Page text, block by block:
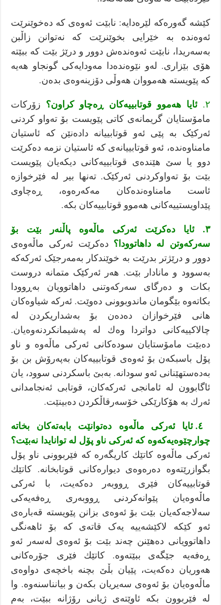
كێشە گەورەکە لێرەدایە: نابێت ئەوەی کە دەخوێنرێت
ئەوەندە بە خێرایی بخوێنرێت کە نەتوانن زاڵبن
بەسەریدا، نابێت ئەوەندەش دوور و درێژ بێت کە ببێتە
هۆی بێزاری. لەو نێوەندەدا مەودایەکی گونجاو هەیە
کە پێویستە هەمووان هەوڵی دۆزینەوەی بدەن.
٢.
ئایا هەموو قوتابییەكان ڕەچاو كراون؟ زۆرکات
مامۆستایان گریمانەی كاتی پێویست بۆ تەواو كردنی
ئەركێک بە پێی ئەو قوتابییانە دادەنێن کە ئاستیان
مامناوەندە، ئەو قوتابییانەی كە ئاستیان نزمە دەكرێت
دوو یا سێ هێندەی قوتابییەکانی دیکەیان پێویست
بێت بۆ تەواوکردنی ئەرکێک. تەنها بیر لە فێرخوازە
ئاست مامناوەندەکان مەکەرەوە، ڕەچاوی
پێداویستییەکانی هەموو قوتابییەکان بکە.
٣. ئایا دەکرێت ئەركی ماڵەوە پاڵنەر بێت بۆ
سەركەوتن لە داهاتوودا؟ دەكرێت ئەرکی ماڵەوەی
دوور و درێژتر بدرێت بە خوێندکار بەمەرجێک ئەركەكە
بەسوود و مانادار بێت. هەر ئەرکێک متمانە دروست
بكات و دەرگای سەرکەوتنی داهاتوویان بەڕوودا
بکاتەوە بێگومان ماندوبوونی دەوێت. ئەركە شیاوەکان
هانی فێرخوازان دەدەن بۆ بەشداریکردن لە
چالاكییەکانی دواتردا وەك لە پەشیمانکردنەوەیان.
دەبێت مامۆستایان سودەكانی ئەركی ماڵەوە و ناو
پۆل باسبکەن بۆ ئەوەی قوتابییەكان بەپەرۆش بن بۆ
بەدەستهێنانی ئەو سودانە. بەبێ باسکردنی سوود، یان
ئاگابوون لە ئامانجی ئەركەكان، قوتابی ئەنجامدانی
ئەرك بە هۆکارێکی خۆسەرقاڵکردن دەبینێت.
٤. ئایا ئەركی ماڵەوە دەتوانێت بابەتەکان بخاتە
چوارچێوەیەکەوە کە ئەرکی ناو پۆل لە توانایدا نەبێت؟
ئەركی ماڵەوە كاتێك كاریگەرە كە فێربوونی ناو پۆل
بگوازرێتەوە دەرەوەی دیوارەکانی قوتابخانە. كاتێك
قوتابییەكان فێری ڕووبەر دەكەیت، با ئەرکی
ماڵەوەیان پێوانەکردنی ڕووبەری ڕەفەیەکی
سەلاجەکەیان بێت بۆ ئەوەی بزانن پێویستە قەبارەی
ئەو کێکە لاکێشەییە یەک قاتەی کە بۆ ئاهەنگی
داهاتوویانی دەهێنن چەند بێت بۆ ئەوەی لەسەر ئەو
ڕەفەیە جێگەی ببێتەوە. كاتێك فێری جۆرەكانی
هەوریان دەكەیت، پێیان بڵێ بچنە باخچەی دواوەی
ماڵەوەیان بۆ ئەوەی سەیریان بکەن و بیانناسنەوە. وا
لە فێربوون بكە ئاوێتەی ژیانی رۆژانە ببێت، بەم